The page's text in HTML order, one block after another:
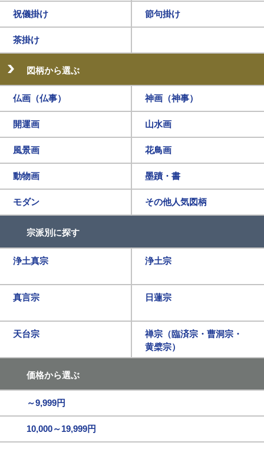
祝儀掛け 節句掛け
茶掛け
図柄から選ぶ
仏画（仏事） 神画（神事）
開運画 山水画
風景画 花鳥画
動物画 墨蹟・書
モダン その他人気図柄
宗派別に探す
浄土真宗 浄土宗
真言宗 日蓮宗
天台宗
禅宗（臨済宗・曹洞宗・
黄檗宗）
価格から選ぶ
～9,999円
10,000～19,999円